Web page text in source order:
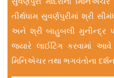
તીર્થધામ સુવર્ણપુરીમાં શ્રી
અને શ્રી બાહુબલી મુનીન્દ્ર
જ્યારે લાઈટિંગ કરવામાં
મિનિએચર તથા ભગવંતોના